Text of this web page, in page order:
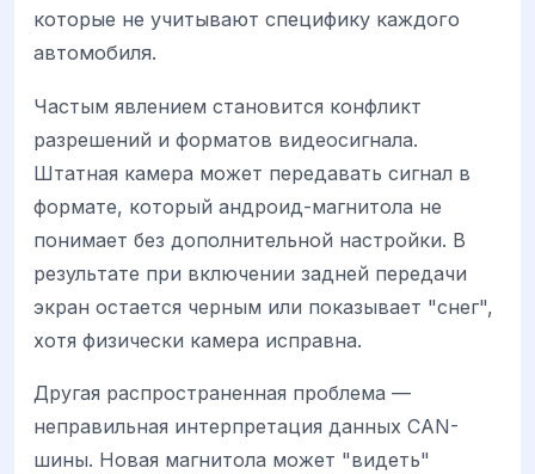
которые не учитывают специфику каждого
автомобиля.
Частым явлением становится конфликт
разрешений и форматов видеосигнала.
Штатная камера может передавать сигнал в
формате, который андроид-магнитола не
понимает без дополнительной настройки. В
результате при включении задней передачи
экран остается черным или показывает "снег",
хотя физически камера исправна.
Другая распространенная проблема —
неправильная интерпретация данных CAN-
шины. Новая магнитола может "видеть"